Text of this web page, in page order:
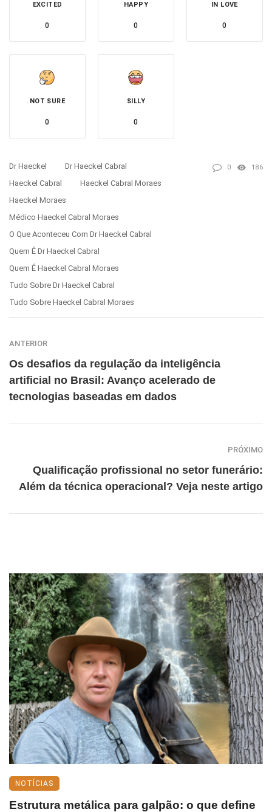
EXCITED
0
HAPPY
0
IN LOVE
0
NOT SURE
0
SILLY
0
Dr Haeckel
Dr Haeckel Cabral
Haeckel Cabral
Haeckel Cabral Moraes
Haeckel Moraes
Médico Haeckel Cabral Moraes
O Que Aconteceu Com Dr Haeckel Cabral
Quem É Dr Haeckel Cabral
Quem É Haeckel Cabral Moraes
Tudo Sobre Dr Haeckel Cabral
Tudo Sobre Haeckel Cabral Moraes
0 186
ANTERIOR
Os desafios da regulação da inteligência
artificial no Brasil: Avanço acelerado de
tecnologias baseadas em dados
PRÓXIMO
Qualificação profissional no setor funerário:
Além da técnica operacional? Veja neste artigo
NOTÍCIAS
Estrutura metálica para galpão: o que define